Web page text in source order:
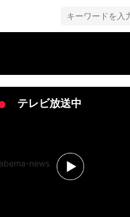
テレビ放送中